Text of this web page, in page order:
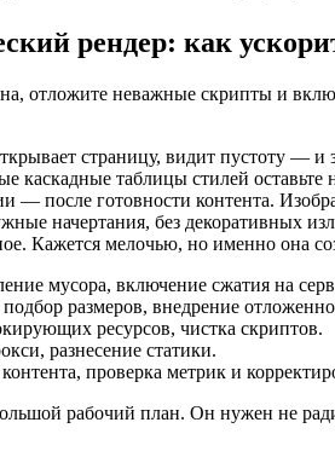
рендер: как
отложите неважные скрипты и
страницу, видит пустоту
каскадные таблицы стилей
— после готовности контента.
начертания, без декоративных
Кажется мелочью, но именно она
мусора, включение сжатия на
размеров, внедрение
ресурсов, чистка скриптов.
разнесение статики.
проверка метрик и
рабочий план. Он нужен не